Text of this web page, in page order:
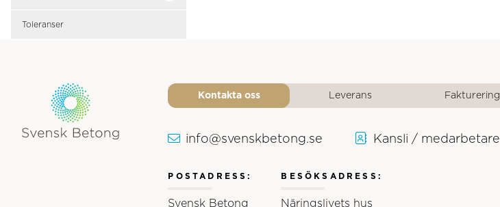
Toleranser
Kontakta oss Leverans Fakturering
info@svenskbetong.se Kansli / medarbetare
POSTADRESS:
Svensk Betong
BESÖKSADRESS:
Näringslivets hus